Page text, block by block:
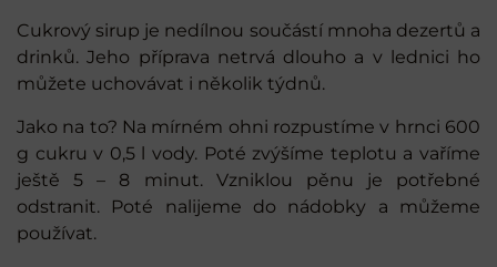
Cukrový sirup je nedílnou součástí mnoha dezertů a
drinků. Jeho příprava netrvá dlouho a v lednici ho
můžete uchovávat i několik týdnů.
Jako na to? Na mírném ohni rozpustíme v hrnci 600
g cukru v 0,5 l vody. Poté zvýšíme teplotu a vaříme
ještě 5 – 8 minut. Vzniklou pěnu je potřebné
odstranit. Poté nalijeme do nádobky a můžeme
používat.